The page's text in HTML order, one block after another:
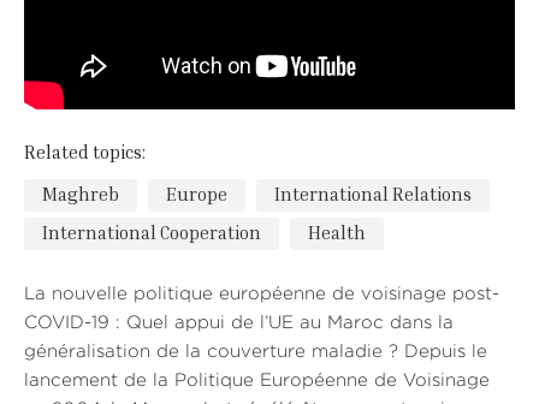
Related topics:
Maghreb
Europe
International Relations
International Cooperation
Health
La nouvelle politique européenne de voisinage post-
COVID-19 : Quel appui de l’UE au Maroc dans la
généralisation de la couverture maladie ? Depuis le
lancement de la Politique Européenne de Voisinage